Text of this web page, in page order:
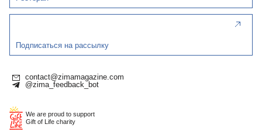
Подписаться на рассылку
contact@zimamagazine.com
@zima_feedback_bot
We are proud to support
Gift of Life charity